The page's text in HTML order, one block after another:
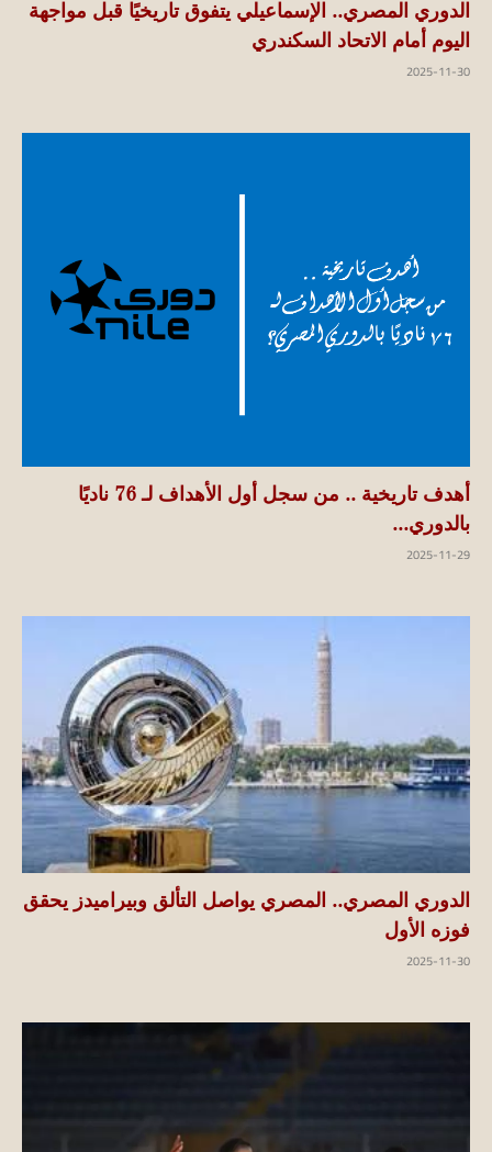
الدوري المصري.. الإسماعيلي يتفوق تاريخيًا قبل مواجهة
اليوم أمام الاتحاد السكندري
2025-11-30
أهدف تاريخية .. من سجل أول الأهداف لـ 76 ناديًا
بالدوري...
2025-11-29
الدوري المصري.. المصري يواصل التألق وبيراميدز يحقق
فوزه الأول
2025-11-30